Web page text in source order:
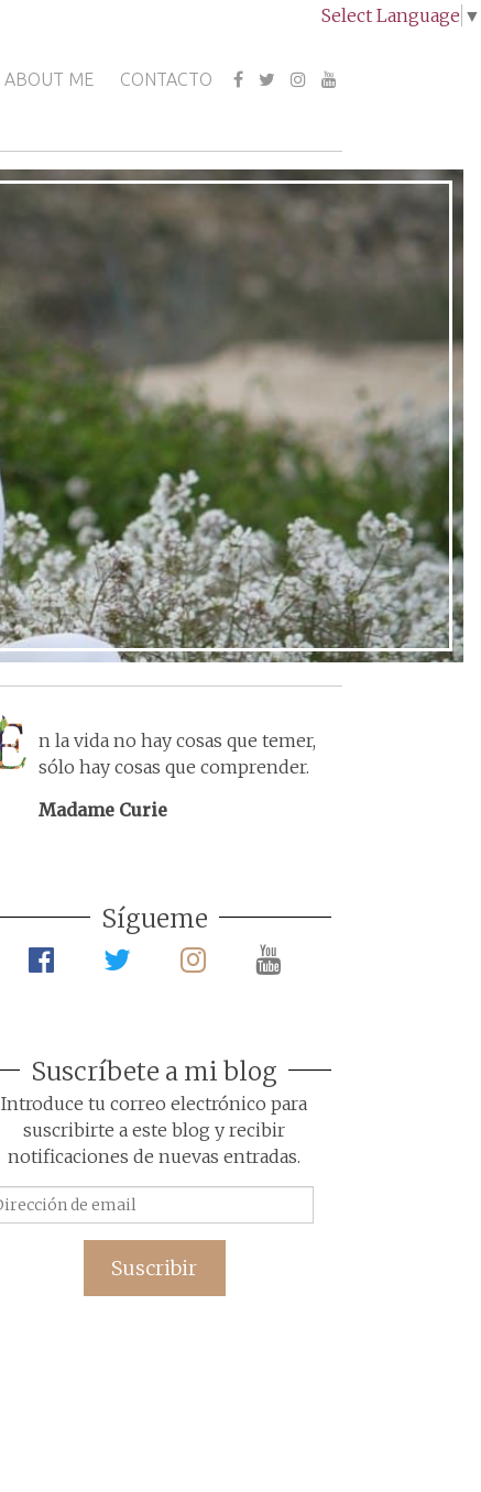
Select Language ▼
ABOUT ME CONTACTO
n la vida no hay cosas que temer,
sólo hay cosas que comprender.
Madame Curie
Sígueme
Suscríbete a mi blog
Introduce tu correo electrónico para
suscribirte a este blog y recibir
notificaciones de nuevas entradas.
de
Suscribir